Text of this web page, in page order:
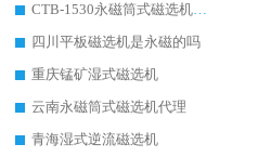
CTB-1530永磁筒式磁选机代理商
四川平板磁选机是永磁的吗
重庆锰矿湿式磁选机
云南永磁筒式磁选机代理
青海湿式逆流磁选机